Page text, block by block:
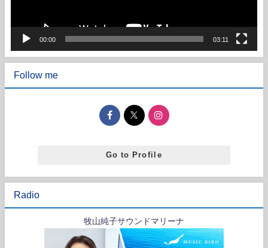
00:00 03:11
Follow me
Go to Profile
Radio
牧山純子サウンドマリーナ